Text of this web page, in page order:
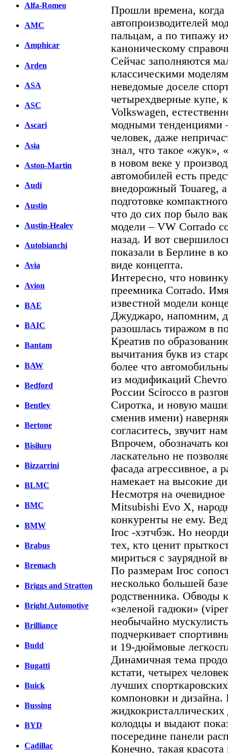
Alfa-Romeo
AMC
Amphicar
Arden
ASA
ASC
Ascari
Asia
Aston-Martin
Audi
Austin
Austin-Healey
Autobianchi
Avia
Avion
BAE
BAIC
Bantam
BAW
Bedford
Bentley
Bertone
Bisiluro
Bizzarrini
BLMC
BMC
BMW
Brabus
Bremach
Briggs and Stratton
Bright Automotive
Brilliance
Budd
Bugatti
Buick
Bussing
BYD
Cadillac
Прошли времена, когда
автопроизводителей
пальцам, а по типажу
каноническому
Сейчас заполняются
классическими
неведомые доселе
четырехдверные купе,
Volkswagen,
модными тенденциями
человек, даже
знал, что такое «жук»,
в новом веке у
автомобилей есть
внедорожный Touareg,
подготовке
что до сих пор было
модели – VW Corrado
назад. И вот
показали в Берлине в
виде концепта.
Интересно, что
преемника Corrado.
известной модели
Джуджаро, напомним,
разошлась тиражом в
Креатив по
вычитания букв из
более что
из модификаций
России Scirocco в
Сиротка, и новую
сменив имени)
согласитесь, звучит
Впрочем, обозначать
ласкательно не
фасада агрессивное, а
намекает на высокие
Несмотря на
Mitsubishi Evo X,
конкуренты не ему.
Iroc -хэтчбэк. Но
тех, кто ценит
мириться с заурядной
По размерам Iroc
несколько большей
родственника. Обводы
«зеленой гадюки»
необычайно
подчеркивает
и 19-дюймовые
Динамичная тема
кстати, четырех
лучших
компоновки и дизайна.
колодцы и выдают
посередине панели
Конечно, такая